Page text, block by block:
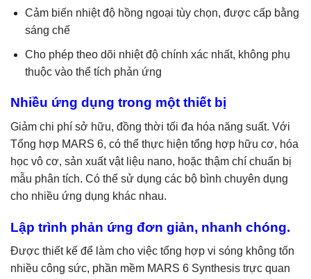
Cảm biến nhiệt độ hồng ngoại tùy chọn, được cấp bằng
sáng chế
Cho phép theo dõi nhiệt độ chính xác nhất, không phụ
thuộc vào thể tích phản ứng
Nhiều ứng dụng trong một thiết bị
Giảm chi phí sở hữu, đồng thời tối đa hóa năng suất. Với
Tổng hợp MARS 6, có thể thực hiện tổng hợp hữu cơ, hóa
học vô cơ, sản xuất vật liệu nano, hoặc thậm chí chuẩn bị
mẫu phân tích. Có thể sử dụng các bộ bình chuyên dụng
cho nhiều ứng dụng khác nhau.
Lập trình phản ứng đơn giản, nhanh chóng.
Được thiết kế để làm cho việc tổng hợp vi sóng không tốn
nhiều công sức, phần mềm MARS 6 Synthesis trực quan